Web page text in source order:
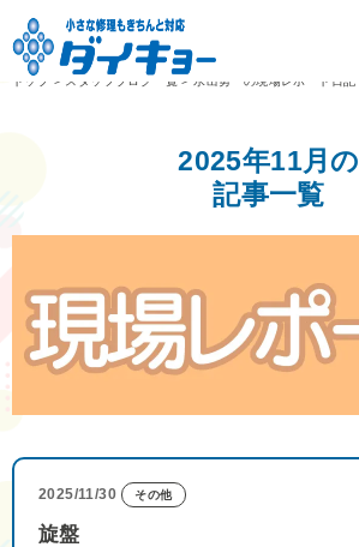
トップ
> スタッフブログ一覧 > 水出勇一の現場レポート日記
2025年11月の
記事一覧
2025/11/30 その他
旋盤